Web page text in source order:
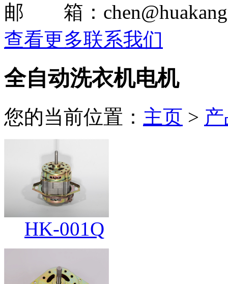
邮 箱：
查看更多联系我们
全自动洗衣机电机
您的当前位置： 主页 >
HK-001Q